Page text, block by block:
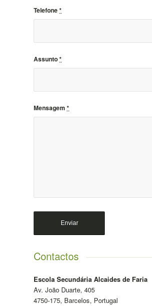
Telefone*
Assunto*
Mensagem *
Contactos
Escola Secundária Alcaides de Faria
Av. João Duarte, 405
4750-175, Barcelos, Portugal